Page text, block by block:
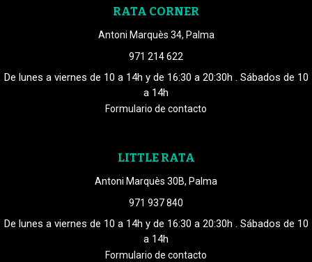
RATA CORNER
Antoni Marquès 34, Palma
971 214 622
De lunes a viernes de 10 a 14h y de 16:30 a 20:30h . Sábados de 10
a 14h
Formulario de contacto
LITTLE RATA
Antoni Marquès 30B, Palma
971 937 840
De lunes a viernes de 10 a 14h y de 16:30 a 20:30h . Sábados de 10
a 14h
Formulario de contacto